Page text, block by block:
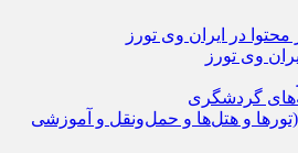
در ایران وی تورز
وی تورز
گردشگری
و هتل‌ها و حمل‌و‌نقل و آموزشی